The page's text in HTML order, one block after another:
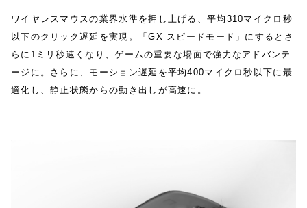
ワイヤレスマウスの業界水準を押し上げる、平均310マイクロ秒
以下のクリック遅延を実現。「GX スピードモード」にするとさ
らに1ミリ秒速くなり、ゲームの重要な場面で強力なアドバンテ
ージに。さらに、モーション遅延を平均400マイクロ秒以下に最
適化し、静止状態からの動き出しが高速に。